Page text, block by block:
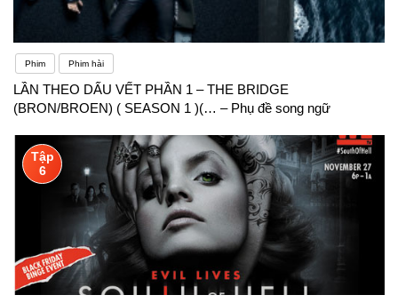
Phim Phim hài
LẦN THEO DẤU VẾT PHẦN 1 – THE BRIDGE
(BRON/BROEN) ( SEASON 1 )(… – Phụ đề song ngữ
Tập
6